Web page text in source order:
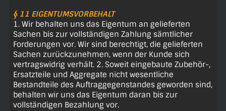
§ 11 EIGENTUMSVORBEHALT
1. Wir behalten uns das Eigentum an gelieferten
Sachen bis zur vollständigen Zahlung sämtlicher
Forderungen vor. Wir sind berechtigt, die gelieferten
Sachen zurückzunehmen, wenn der Kunde sich
vertragswidrig verhält. 2. Soweit eingebaute Zubehör-,
Ersatzteile und Aggregate nicht wesentliche
Bestandteile des Auftraggegenstandes geworden sind,
behalten wir uns das Eigentum daran bis zur
vollständigen Bezahlung vor.